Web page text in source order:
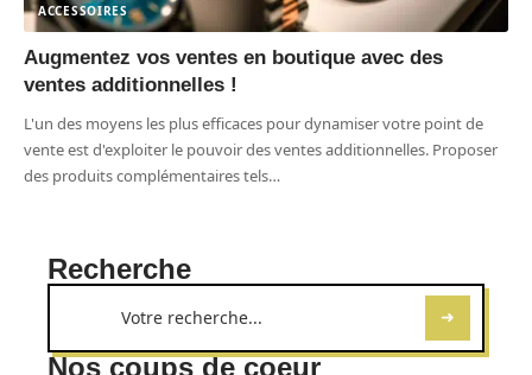
ACCESSOIRES
Augmentez vos ventes en boutique avec des
ventes additionnelles !
L'un des moyens les plus efficaces pour dynamiser votre point de
vente est d'exploiter le pouvoir des ventes additionnelles. Proposer
des produits complémentaires tels…
Recherche
Nos coups de coeur